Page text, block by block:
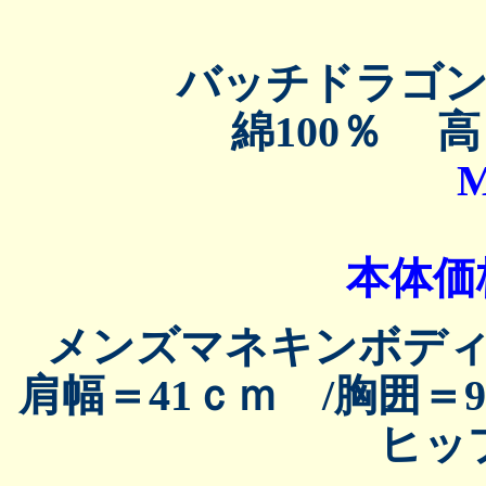
バッチドラゴ
綿100％ 高
本体価
メンズマネキンボ
肩幅＝41ｃｍ /胸囲
ヒッ